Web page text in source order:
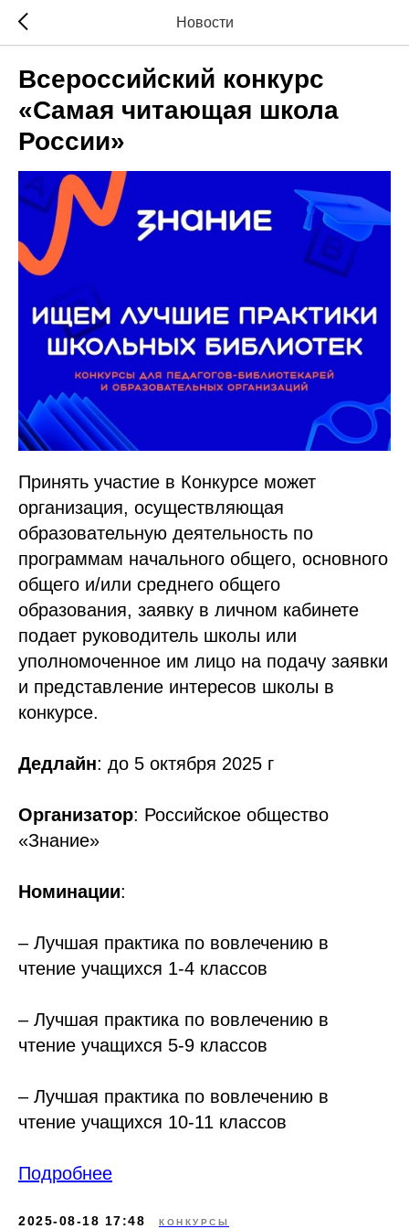
Новости
Всероссийский конкурс
«Самая читающая школа
России»
Принять участие в Конкурсе может
организация, осуществляющая
образовательную деятельность по
программам начального общего, основного
общего и/или среднего общего
образования, заявку в личном кабинете
подает руководитель школы или
уполномоченное им лицо на подачу заявки
и представление интересов школы в
конкурсе.
Дедлайн: до 5 октября 2025 г
Организатор: Российское общество
«Знание»
Номинации:
– Лучшая практика по вовлечению в
чтение учащихся 1-4 классов
– Лучшая практика по вовлечению в
чтение учащихся 5-9 классов
– Лучшая практика по вовлечению в
чтение учащихся 10-11 классов
Подробнее
2025-08-18 17:48 КОНКУРСЫ